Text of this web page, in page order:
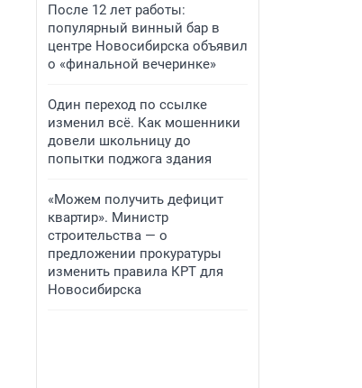
После 12 лет работы:
популярный винный бар в
центре Новосибирска объявил
о «финальной вечеринке»
Один переход по ссылке
изменил всё. Как мошенники
довели школьницу до
попытки поджога здания
«Можем получить дефицит
квартир». Министр
строительства — о
предложении прокуратуры
изменить правила КРТ для
Новосибирска